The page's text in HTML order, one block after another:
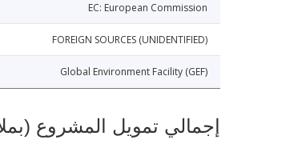
EC: European Commission
FOREIGN SOURCES (UNIDENTIFIED)
Global Environment Facility (GEF)
إجمالي تمويل المشروع